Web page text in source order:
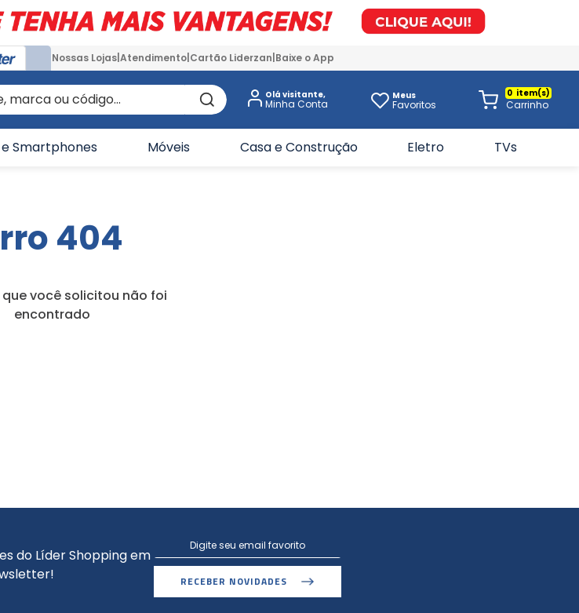
Nossas Lojas Atendimento Cartão Liderzan Baixe o App
ou código... Olá visitante, Meus
Favoritos
0
Smartphones Móveis Casa e Construção Eletro TVs
404
que você solicitou não foi
encontrado
do Líder Shopping em
RECEBER NOVIDADES